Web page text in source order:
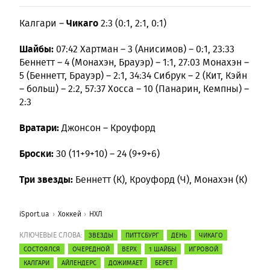
Калгари –Чикаго2:3 (0:1, 2:1, 0:1)
Шайбы: 07:42 Хартман – 3 (Анисимов) – 0:1, 23:33
Беннетт – 4 (Монахэн, Брауэр) – 1:1, 27:03 Монахэн –
5 (Беннетт, Брауэр) – 2:1, 34:34 Сибрук – 2 (Кит, Кэйн
– больш) – 2:2, 57:37 Хосса – 10 (Панарин, Кемпны) –
2:3
Вратари:Джонсон – Кроуфорд
Броски:30 (11+9+10) – 24 (9+9+6)
Три звезды: Беннетт (К), Кроуфорд (Ч), Монахэн (К)
iSport.ua Хоккей НХЛ
КЛЮЧЕВЫЕ СЛОВА: ЗВЕЗДЫ ПИТТСБУРГ ДЕНЬ
ЧИКАГО
СОСТОЯЛСЯ
ОЧЕРЕДНОЙ ВЕРХ 1 ШАЙБЫ
ИГРОВОЙ
КАЛГАРИ
АЙЛЕНДЕРС ДОЖИМАЕТ БЕРЕТ